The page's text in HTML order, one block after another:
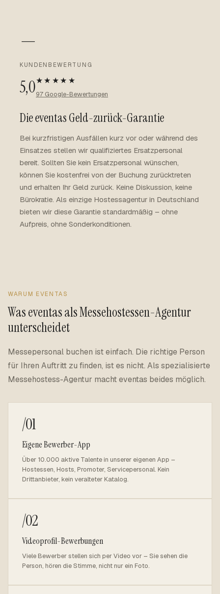
—
KUNDENBEWERTUNG
5,0★★★★★
97 Google-Bewertungen
Die eventas Geld-zurück-Garantie
Bei kurzfristigen Ausfällen kurz vor oder während des
Einsatzes stellen wir qualifiziertes Ersatzpersonal
bereit. Sollten Sie kein Ersatzpersonal wünschen,
können Sie kostenfrei von der Buchung zurücktreten
und erhalten Ihr Geld zurück. Keine Diskussion, keine
Bürokratie. Als einzige Hostessagentur in Deutschland
bieten wir diese Garantie standardmäßig – ohne
Aufpreis, ohne Sonderkonditionen.
WARUM EVENTAS
Was eventas als Messehostessen-Agentur
unterscheidet
Messepersonal buchen ist einfach. Die richtige Person
für Ihren Auftritt zu finden, ist es nicht. Als spezialisierte
Messehostess-Agentur macht eventas beides möglich.
/01
Eigene Bewerber-App
Über 10.000 aktive Talente in unserer eigenen App –
Hostessen, Hosts, Promoter, Servicepersonal. Kein
Drittanbieter, kein veralteter Katalog.
/02
Videoprofil-Bewerbungen
Viele Bewerber stellen sich per Video vor – Sie sehen die
Person, hören die Stimme, nicht nur ein Foto.